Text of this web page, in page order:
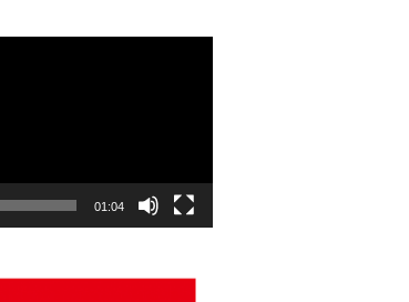
01:04